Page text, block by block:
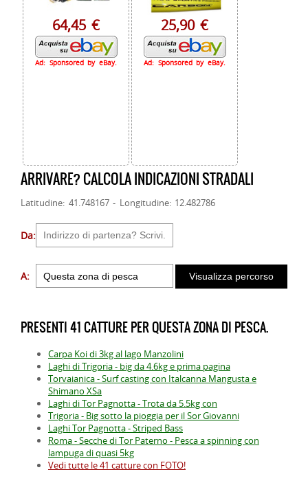
64,45 €
Ad: Sponsored by eBay.
25,90 €
Ad: Sponsored by eBay.
ARRIVARE? CALCOLA INDICAZIONI STRADALI
Latitudine: 41.748167 - Longitudine: 12.482786
Da:
A:
PRESENTI 41 CATTURE PER QUESTA ZONA DI PESCA.
Carpa Koi di 3kg al lago Manzolini
Laghi di Trigoria - big da 4.6kg e prima pagina
Torvaianica - Surf casting con Italcanna Mangusta e
Shimano XSa
Laghi di Tor Pagnotta - Trota da 5.5kg con
Trigoria - Big sotto la pioggia per il Sor Giovanni
Laghi Tor Pagnotta - Striped Bass
Roma - Secche di Tor Paterno - Pesca a spinning con
lampuga di quasi 5kg
Vedi tutte le 41 catture con FOTO!